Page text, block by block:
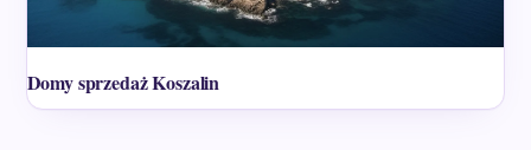
Domy sprzedaż Koszalin